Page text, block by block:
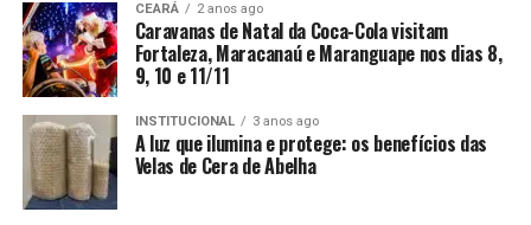
CEARÁ 2 anos ago
Caravanas de Natal da Coca-Cola visitam
Fortaleza, Maracanaú e Maranguape nos dias 8,
9, 10 e 11/11
INSTITUCIONAL 3 anos ago
A luz que ilumina e protege: os benefícios das
Velas de Cera de Abelha